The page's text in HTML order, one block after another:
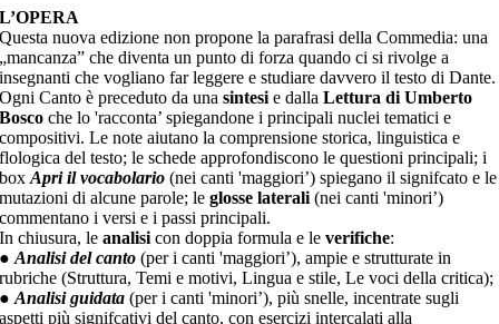
L’OPERA
Questa nuova edizione non propone la parafrasi della Commedia: una
„mancanza” che diventa un punto di forza quando ci si rivolge a
insegnanti che vogliano far leggere e studiare davvero il testo di Dante.
Ogni Canto è preceduto da unasintesi e dallaLettura di Umberto
Bosco che lo 'racconta’ spiegandone i principali nuclei tematici e
compositivi. Le note aiutano la comprensione storica, linguistica e
flologica del testo; le schede approfondiscono le questioni principali; i
boxApri il vocabolario (nei canti 'maggiori’) spiegano il signifcato e le
mutazioni di alcune parole; leglosse laterali (nei canti 'minori’)
commentano i versi e i passi principali.
In chiusura, leanalisi con doppia formula e leverifiche:
●Analisi del canto (per i canti 'maggiori’), ampie e strutturate in
rubriche (Struttura, Temi e motivi, Lingua e stile, Le voci della critica);
●Analisi guidata (per i canti 'minori’), più snelle, incentrate sugli
aspetti più signifcativi del canto, con esercizi intercalati alla